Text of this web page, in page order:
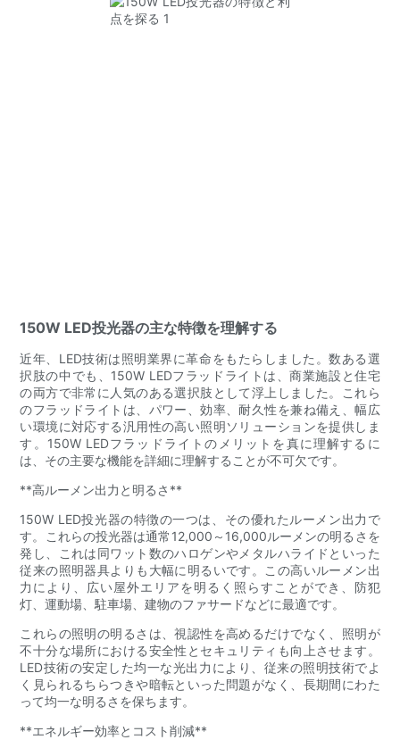
150W LED投光器の主な特徴を理解する
近年、LED技術は照明業界に革命をもたらしました。数ある選
択肢の中でも、150W LEDフラッドライトは、商業施設と住宅
の両方で非常に人気のある選択肢として浮上しました。これら
のフラッドライトは、パワー、効率、耐久性を兼ね備え、幅広
い環境に対応する汎用性の高い照明ソリューションを提供しま
す。150W LEDフラッドライトのメリットを真に理解するに
は、その主要な機能を詳細に理解することが不可欠です。
**高ルーメン出力と明るさ**
150W LED投光器の特徴の一つは、その優れたルーメン出力で
す。これらの投光器は通常12,000～16,000ルーメンの明るさを
発し、これは同ワット数のハロゲンやメタルハライドといった
従来の照明器具よりも大幅に明るいです。この高いルーメン出
力により、広い屋外エリアを明るく照らすことができ、防犯
灯、運動場、駐車場、建物のファサードなどに最適です。
これらの照明の明るさは、視認性を高めるだけでなく、照明が
不十分な場所における安全性とセキュリティも向上させます。
LED技術の安定した均一な光出力により、従来の照明技術でよ
く見られるちらつきや暗転といった問題がなく、長期間にわた
って均一な明るさを保ちます。
**エネルギー効率とコスト削減**